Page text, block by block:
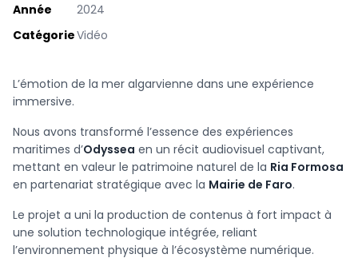
Année
2024
CatégorieVidéo
L’émotion de la mer algarvienne dans une expérience
immersive.
Nous avons transformé l’essence des expériences
maritimes d’Odyssea en un récit audiovisuel captivant,
mettant en valeur le patrimoine naturel de la Ria Formosa
en partenariat stratégique avec la Mairie de Faro.
Le projet a uni la production de contenus à fort impact à
une solution technologique intégrée, reliant
l’environnement physique à l’écosystème numérique.